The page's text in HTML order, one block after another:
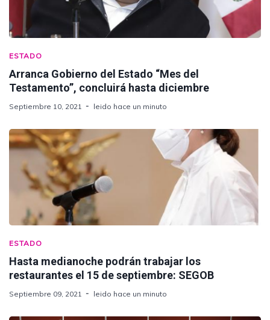
ESTADO
Arranca Gobierno del Estado “Mes del
Testamento”, concluirá hasta diciembre
Septiembre 10, 2021 leido hace un minuto
ESTADO
Hasta medianoche podrán trabajar los
restaurantes el 15 de septiembre: SEGOB
Septiembre 09, 2021 leido hace un minuto